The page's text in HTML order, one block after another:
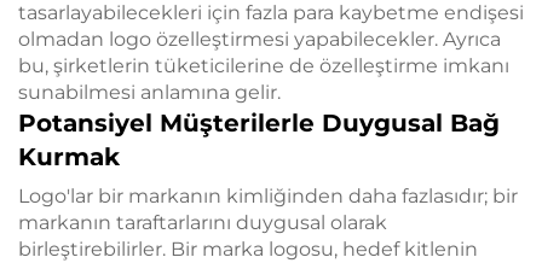
tasarlayabilecekleri için fazla para kaybetme endişesi
olmadan logo özelleştirmesi yapabilecekler. Ayrıca
bu, şirketlerin tüketicilerine de özelleştirme imkanı
sunabilmesi anlamına gelir.
Potansiyel Müşterilerle Duygusal Bağ
Kurmak
Logo'lar bir markanın kimliğinden daha fazlasıdır; bir
markanın taraftarlarını duygusal olarak
birleştirebilirler. Bir marka logosu, hedef kitlenin